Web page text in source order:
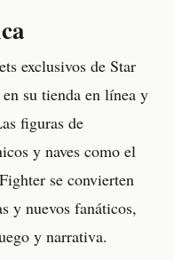
exclusivos de Star
su tienda en línea y
figuras de
y naves como el
se convierten
y nuevos fanáticos,
y narrativa.